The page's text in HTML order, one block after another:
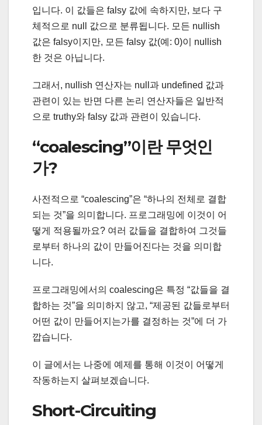
입니다. 이 값들은 falsy 값에 속하지만, 보다 구
체적으로 null 값으로 분류됩니다. 모든 nullish
값은 falsy이지만, 모든 falsy 값(예: 0)이 nullish
한 것은 아닙니다.
그래서, nullish 연산자는 null과 undefined 값과
관련이 있는 반면 다른 논리 연산자들은 일반적
으로 truthy와 falsy 값과 관련이 있습니다.
“coalescing”이란 무엇인
가?
사전적으로 “coalescing”은 “하나의 전체로 결합
되는 것”을 의미합니다. 프로그래밍에 이것이 어
떻게 적용될까요? 여러 값들을 결합하여 그것들
로부터 하나의 값이 만들어진다는 것을 의미합
니다.
프로그래밍에서의 coalescing은 특정 “값들을 결
합하는 것”을 의미하지 않고, “제공된 값들로부터
어떤 값이 만들어지는가를 결정하는 것”에 더 가
깝습니다.
이 글에서는 나중에 예제를 통해 이것이 어떻게
작동하는지 살펴보겠습니다.
Short-Circuiting